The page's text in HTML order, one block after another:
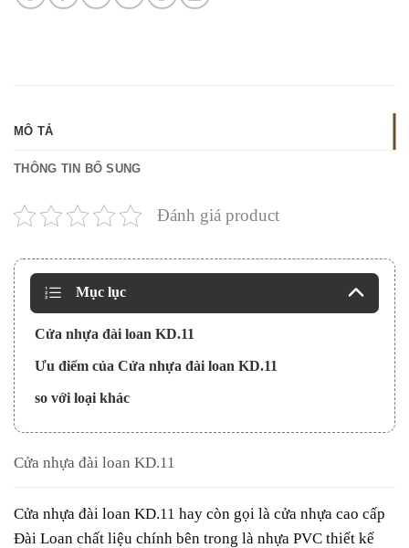
MÔ TẢ
THÔNG TIN BỔ SUNG
Đánh giá product
Mục lục
Cửa nhựa đài loan KD.11
Ưu điểm của Cửa nhựa đài loan KD.11
so với loại khác
Cửa nhựa đài loan KD.11
Cửa nhựa đài loan KD.11 hay còn gọi là cửa nhựa cao cấp
Đài Loan chất liệu chính bên trong là nhựa PVC thiết kế